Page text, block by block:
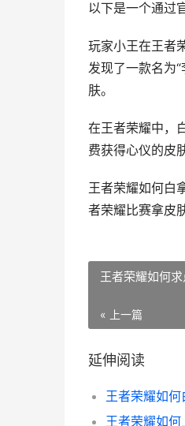
以下是一个通过
玩家小王在王者
发现了一款名为
肤。
在王者荣耀中，
费获得心仪的皮
王者荣耀如何白
者荣耀比赛拿皮
王者荣耀如何
« 上一篇
延伸阅读
王者荣耀如